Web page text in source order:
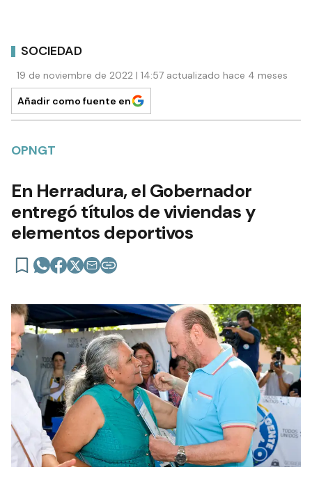
SOCIEDAD
19 de noviembre de 2022 | 14:57 actualizado hace 4 meses
Añadir como fuente en
OPNGT
En Herradura, el Gobernador
entregó títulos de viviendas y
elementos deportivos